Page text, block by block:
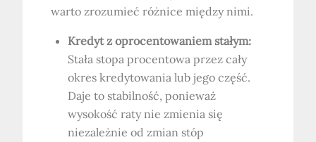
warto zrozumieć różnice między nimi.
Kredyt z oprocentowaniem stałym:
Stała stopa procentowa przez cały
okres kredytowania lub jego część.
Daje to stabilność, ponieważ
wysokość raty nie zmienia się
niezależnie od zmian stóp